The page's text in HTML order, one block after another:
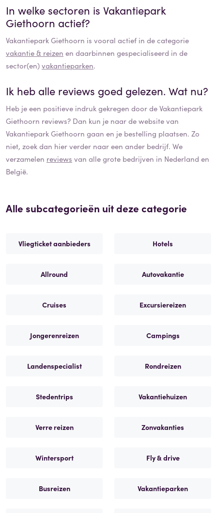
In welke sectoren is Vakantiepark
Giethoorn actief?
Vakantiepark Giethoorn is vooral actief in de categorie
vakantie & reizen en daarbinnen gespecialiseerd in de
sector(en)vakantieparken.
Ik heb alle reviews goed gelezen. Wat nu?
Heb je een positieve indruk gekregen door deVakantiepark
Giethoorn reviews? Dan kun je naar de website van
Vakantiepark Giethoorn gaan en je bestelling plaatsen. Zo
niet, zoek dan hier verder naar een ander bedrijf. We
verzamelen reviews van alle grote bedrijven in Nederland en
België.
Alle subcategorieën uit deze categorie
Vliegticket aanbieders Hotels
Allround Autovakantie
Cruises Excursiereizen
Jongerenreizen Campings
Landenspecialist Rondreizen
Stedentrips Vakantiehuizen
Verre reizen Zonvakanties
Wintersport Fly & drive
Busreizen Vakantieparken